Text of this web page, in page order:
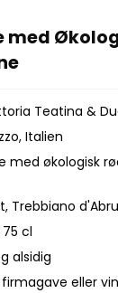
med
Teatina &
Italien
med økologisk
Trebbiano
75 cl
alsidig
firmagave eller